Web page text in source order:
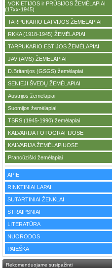
· VOKIETIJOS ir PRŪSIJOS ŽEMĖLAPIAI
(17xx-1945)
· TARPUKARIO LATVIJOS ŽEMĖLAPIAI
· RKKA (1918-1945) ŽEMĖLAPIAI
· TARPUKARIO ESTIJOS ŽEMĖLAPIAI
· JAV (AMS) ŽEMĖLAPIAI
· D.Britanijos (GSGS) žemėlapiai
· SENIEJI ŠVEDŲ ŽEMĖLAPIAI
· Austrijos žemėlapiai
· Suomijos žemėlapiai
· TSRS (1945-1990) žemėlapiai
· KALVARIJA FOTOGRAFIJOSE
· KALVARIJA ŽEMĖLAPIUOSE
· Prancūziški žemėlapiai
APIE
RINKTINIAI LAPAI
SUTARTINIAI ŽENKLAI
STRAIPSNIAI
LITERATŪRA
NUORODOS
PAIEŠKA
Rekomenduojame susipažinti